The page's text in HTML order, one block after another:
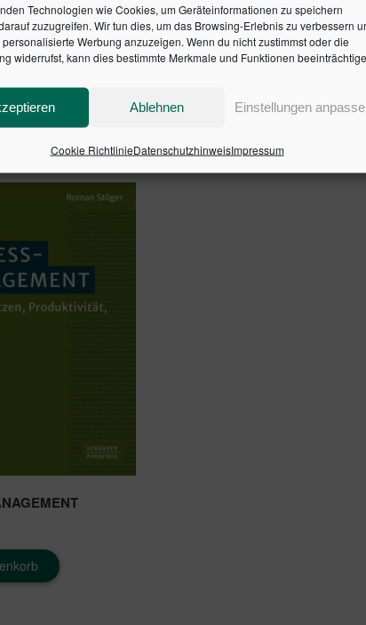
Technologien wie Cookies, um Geräteinformationen zu speichern
zuzugreifen. Wir tun dies, um das Browsing-Erlebnis zu verbessern
Werbung anzuzeigen. Wenn du nicht zustimmst oder die
widerrufst, kann dies bestimmte Merkmale und Funktionen
Ablehnen Einstellungen
Cookie RichtlinieDatenschutzhinweisImpressum
Ausprobieren.